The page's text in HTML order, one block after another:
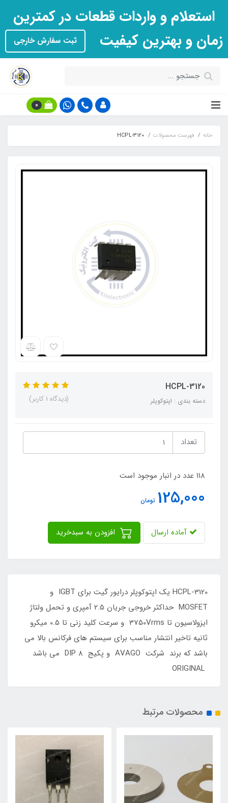
استعلام و واردات قطعات در کمترین
زمان و بهترین کیفیت
ثبت سفارش خارجی
0
خانه فهرست محصولات HCPL-3120
HCPL-3120
دسته بندی : اپتوکوپلر (دیدگاه 1 کاربر)
تعداد
118 عدد در انبار موجود است
125,000 تومان
آماده ارسال
HCPL-3120 یک اپتوکوپلر درایور گیت برای IGBT و
MOSFET حداکثر خروجی جریان 2.5 آمپری و تحمل ولتاژ
ایزولاسیون تا 3750Vrms و سرعت کلید زنی تا 0.5 میکرو
ثانیه تاخیر انتشار مناسب برای سیستم های فرکانس بالا می
باشد که برند شرکت AVAGO و پکیج DIP 8 می باشد
محصولات مرتبط